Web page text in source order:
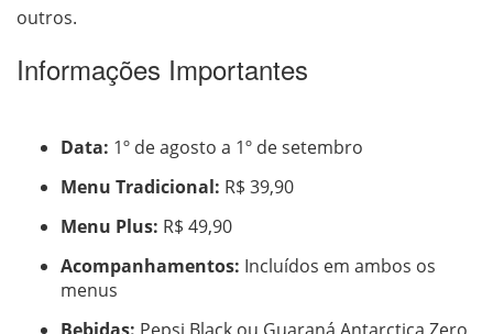
outros.
Informações Importantes
Data: 1º de agosto a 1º de setembro
Menu Tradicional: R$ 39,90
Menu Plus: R$ 49,90
Acompanhamentos: Incluídos em ambos os
menus